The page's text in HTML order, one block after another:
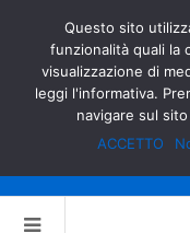
Questo sito
funzionalità quali la
visualizzazione di
leggi l'informativa.
navigare sul
ACCETTO